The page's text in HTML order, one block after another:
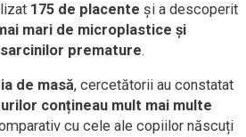
175 de placente și a descoperit
mari de microplastice și
premature.
de masă, cercetătorii au constatat
conțineau mult mai multe
cu cele ale copiilor născuți